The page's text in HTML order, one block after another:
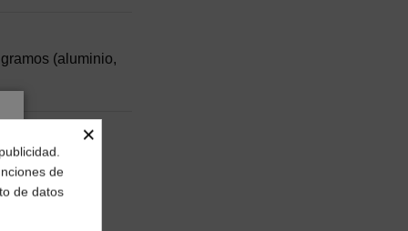
(aluminio,
×
de
de datos